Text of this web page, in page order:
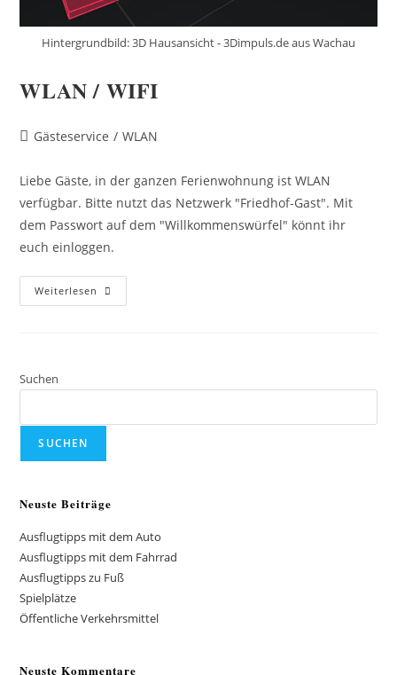
Hintergrundbild: 3D Hausansicht - 3Dimpuls.de aus Wachau
WLAN / WIFI
Beitrags-
Gästeservice / WLAN
Liebe Gäste, in der ganzen Ferienwohnung ist WLAN
verfügbar. Bitte nutzt das Netzwerk "Friedhof-Gast". Mit
dem Passwort auf dem "Willkommenswürfel" könnt ihr
euch einloggen.
Weiterlesen WLAN
/
Suchen
SUCHEN
Neuste Beiträge
Ausflugtipps mit dem Auto
Ausflugtipps mit dem Fahrrad
Ausflugtipps zu Fuß
Spielplätze
Öffentliche Verkehrsmittel
Neuste Kommentare